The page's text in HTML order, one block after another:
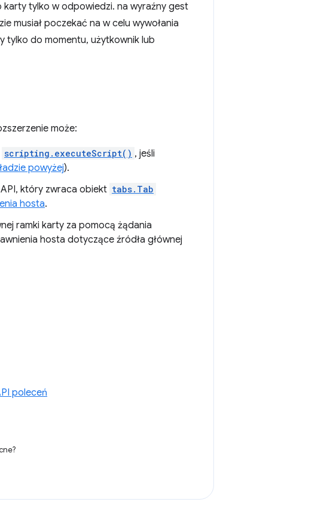
karty tylko w odpowiedzi. na wyraźny gest
musiał poczekać na w celu wywołania
tylko do momentu, użytkownik lub
może:
scripting.executeScript() , jeśli
powyżej).
który zwraca obiekt tabs.Tab
hosta.
ramki karty za pomocą żądania
hosta dotyczące źródła głównej
poleceń